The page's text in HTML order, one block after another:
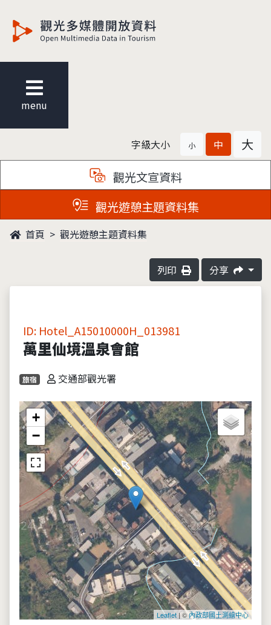
menu
字級大小 小 中 大
觀光文宣資料
觀光遊憩主題資料集
首頁 觀光遊憩主題資料集
列印 分享
ID: Hotel_A15010000H_013981
萬里仙境溫泉會館
旅宿 交通部觀光署
+
−
Leaflet | ©內政部國土測繪中心